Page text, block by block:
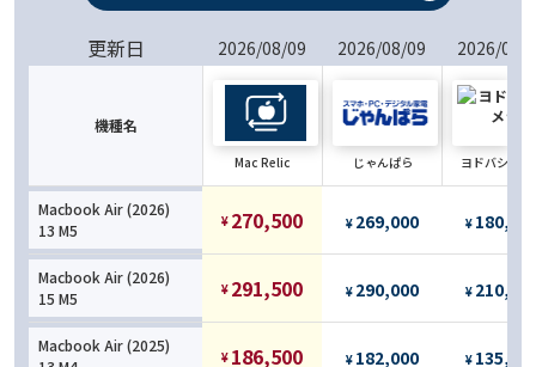
更新日 2026/08/09 2026/08/09 2026/08/
機種名
Mac Relic じゃんぱら ヨドバシカメ
Macbook Air (2026)
13 M5
¥ 270,500 ¥ 269,000 ¥
Macbook Air (2026)
15 M5
¥ 291,500 ¥ 290,000 ¥
Macbook Air (2025)
¥ 186,500 ¥ 182,000 ¥